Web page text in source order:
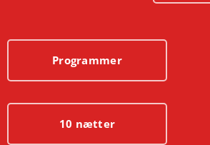
Programmer
10 nætter